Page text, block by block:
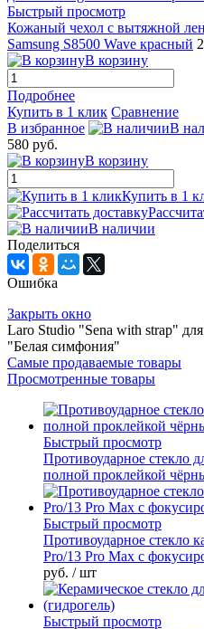
Быстрый просмотр
Кожаный чехол с вытяжной
Samsung S8500 Wave красный
В корзину
Подробнее
Купить в 1 клик Сравнение
В избранное
В
580 руб.
В корзину
Купить в 1
В наличии
Поделиться
Ошибка
Закрыть окно
Laro Studio "Sena with strap"
"Белая симфония"
Самые продаваемые товары
Просмотренные товары
Быстрый просмотр
Противоударное стекло
полной проклейкой
Быстрый просмотр
Противоударное стекло
Pro/13 Pro Max с
руб. / шт
Быстрый просмотр